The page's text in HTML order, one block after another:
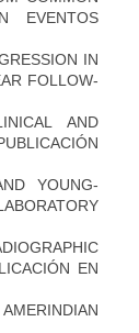
EVENTOS
IN
FOLLOW-
AND
YOUNG-
EN